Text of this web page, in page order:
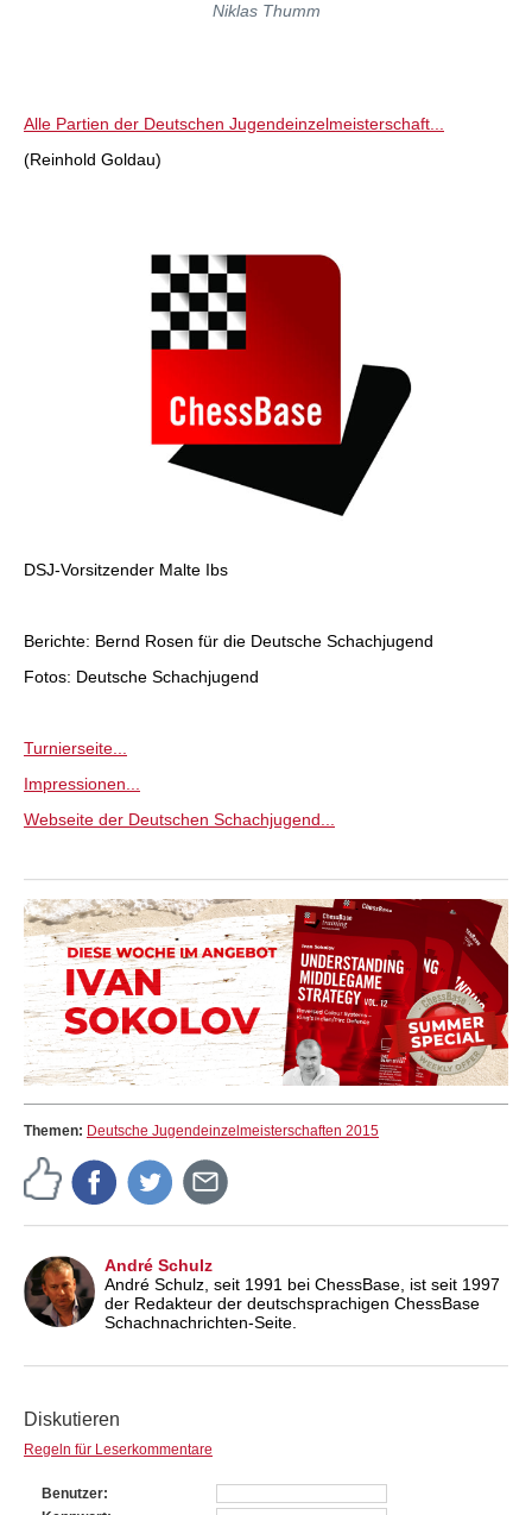
Niklas Thumm
Alle Partien der Deutschen Jugendeinzelmeisterschaft...
(Reinhold Goldau)
DSJ-Vorsitzender Malte Ibs
Berichte: Bernd Rosen für die Deutsche Schachjugend
Fotos: Deutsche Schachjugend
Turnierseite...
Impressionen...
Webseite der Deutschen Schachjugend...
Themen: Deutsche Jugendeinzelmeisterschaften 2015
André Schulz
André Schulz, seit 1991 bei ChessBase, ist seit 1997
der Redakteur der deutschsprachigen ChessBase
Schachnachrichten-Seite.
Diskutieren
Regeln für Leserkommentare
Benutzer